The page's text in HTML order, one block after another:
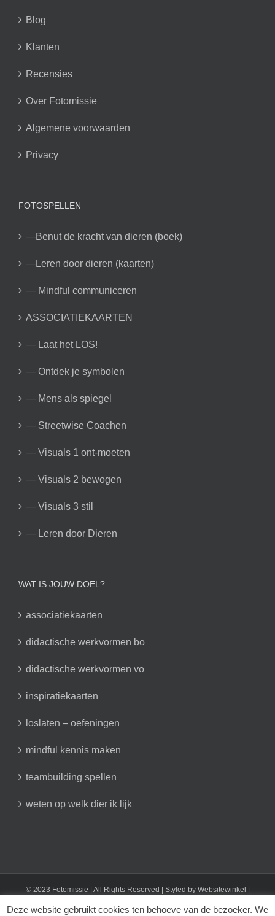
Blog
Klanten
Recensies
Over Fotomissie
Algemene voorwaarden
Privacy
FOTOSPELLEN
—Benut de kracht van dieren (boek)
—Leren door dieren (kaarten)
— Mindful communiceren
ASSOCIATIEKAARTEN
— Laat het LOS!
— Ontdek je symbolen
— Mens als spiegel
— Streetwise Coachen
— Visuals 1 ont-moeten
— Visuals 2 bewogen
— Visuals 3 stil
— Leren door Dieren
WAT IS JOUW DOEL?
associatiekaarten
didactische werkvormen bo
didactische werkvormen vo
inspiratiekaarten
loslaten – oefeningen
mindful kennis maken
teambuilding spellen
weten op welk dier ik lijk
© 2023 Fotomissie | All Rights Reserved | Styled by Websitewinkel
Deze website gebruikt cookies ten behoeve van de bezoeker. We